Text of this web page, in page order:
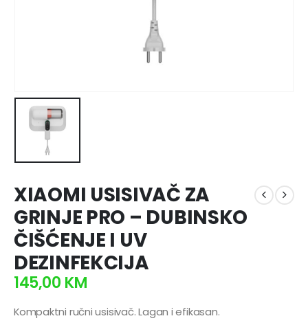
XIAOMI USISIVAČ ZA
GRINJE PRO – DUBINSKO
ČIŠĆENJE I UV
DEZINFEKCIJA
145,00 KM
Kompaktni ručni usisivač. Lagan i efikasan.